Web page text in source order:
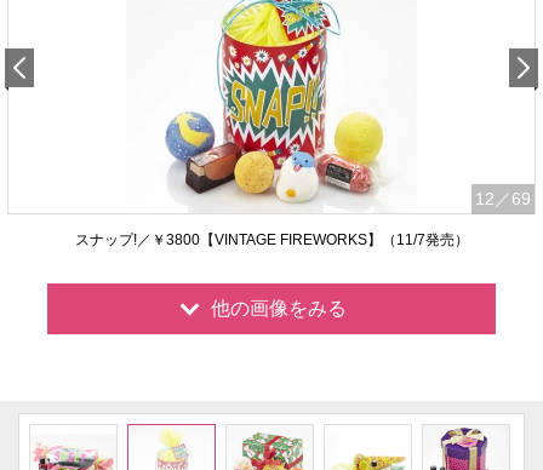
12 ／69
スナップ!／￥3800【VINTAGE FIREWORKS】（11/7発売）
他の画像をみる